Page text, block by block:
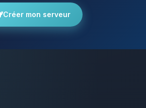
Créer mon serveur